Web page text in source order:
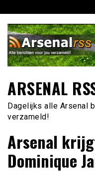
naar
inhoud
ARSENAL
Dagelijks alle Arsenal
verzameld!
Arsenal
Dominique